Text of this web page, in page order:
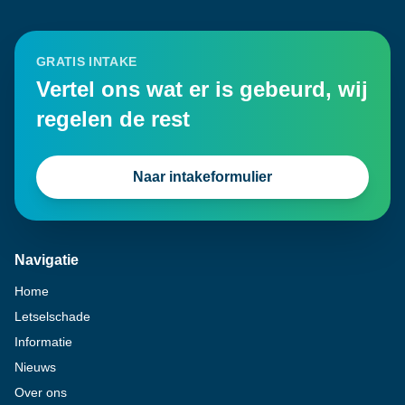
GRATIS INTAKE
Vertel ons wat er is gebeurd, wij
regelen de rest
Naar intakeformulier
Navigatie
Home
Letselschade
Informatie
Nieuws
Over ons